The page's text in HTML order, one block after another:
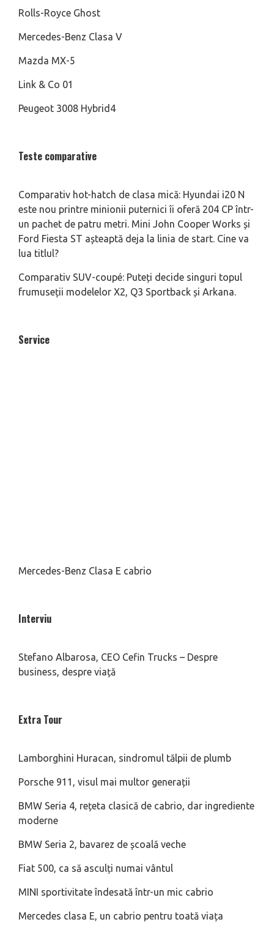
Rolls-Royce Ghost
Mercedes-Benz Clasa V
Mazda MX-5
Link & Co 01
Peugeot 3008 Hybrid4
Teste comparative
Comparativ hot-hatch de clasa mică: Hyundai i20 N
este nou printre minionii puternici îi oferă 204 CP într-
un pachet de patru metri. Mini John Cooper Works și
Ford Fiesta ST așteaptă deja la linia de start. Cine va
lua titlul?
Comparativ SUV-coupé: Puteți decide singuri topul
frumuseții modelelor X2, Q3 Sportback și Arkana.
Service
Mercedes-Benz Clasa E cabrio
Interviu
Stefano Albarosa, CEO Cefin Trucks – Despre
business, despre viață
Extra Tour
Lamborghini Huracan, sindromul tălpii de plumb
Porsche 911, visul mai multor generații
BMW Seria 4, rețeta clasică de cabrio, dar ingrediente
moderne
BMW Seria 2, bavarez de școală veche
Fiat 500, ca să asculți numai vântul
MINI sportivitate îndesată într-un mic cabrio
Mercedes clasa E, un cabrio pentru toată viața